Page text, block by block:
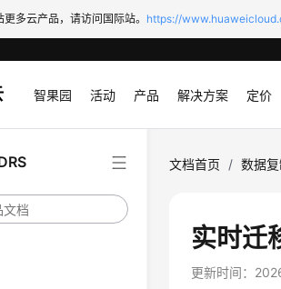
多云产品，请访问国际站。 https://
智果园 活动 产品 解决方案 定价
文档首页 / 数据
实时迁
更新时间：